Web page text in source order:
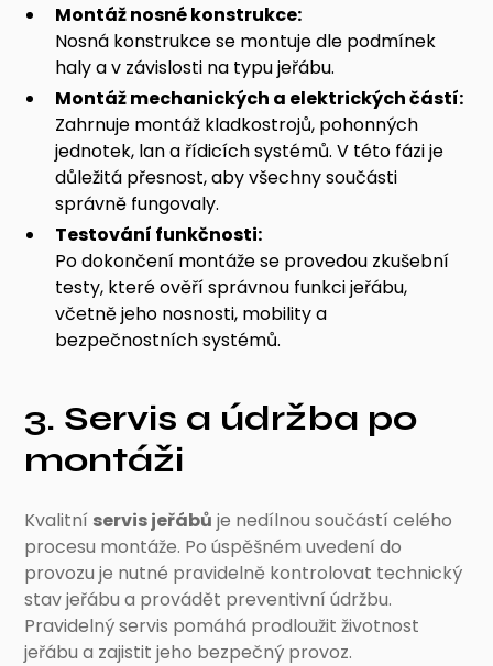
Montáž nosné konstrukce:
Nosná konstrukce se montuje dle podmínek
haly a v závislosti na typu jeřábu.
Montáž mechanických a elektrických částí:
Zahrnuje montáž kladkostrojů, pohonných
jednotek, lan a řídicích systémů. V této fázi je
důležitá přesnost, aby všechny součásti
správně fungovaly.
Testování funkčnosti:
Po dokončení montáže se provedou zkušební
testy, které ověří správnou funkci jeřábu,
včetně jeho nosnosti, mobility a
bezpečnostních systémů.
3. Servis a údržba po
montáži
Kvalitní servis jeřábů je nedílnou součástí celého
procesu montáže. Po úspěšném uvedení do
provozu je nutné pravidelně kontrolovat technický
stav jeřábu a provádět preventivní údržbu.
Pravidelný servis pomáhá prodloužit životnost
jeřábu a zajistit jeho bezpečný provoz.